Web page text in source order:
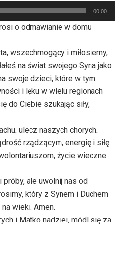
00:00
o odmawianie w domu
wszechmogący i miłosierny,
na świat swojego Syna jako
swoje dzieci, które w tym
i lęku w wielu regionach
do Ciebie szukając siły,
ulecz naszych chorych,
rządzącym, energię i siłę
życie wieczne
ale uwolnij nas od
który z Synem i Duchem
wieki. Amen.
i Matko nadziei, módl się za